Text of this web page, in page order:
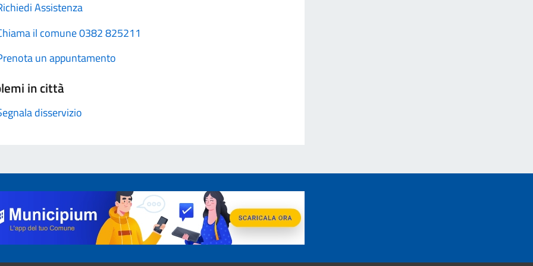
Assistenza
il comune 0382 825211
un appuntamento
in città
disservizio